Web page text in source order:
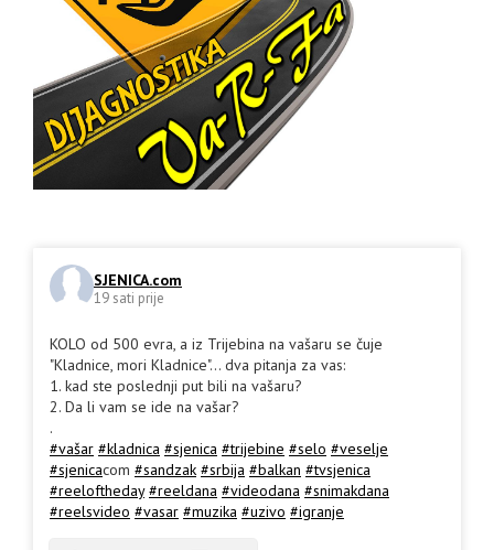
SJENICA.com
19 sati prije
KOLO od 500 evra, a iz Trijebina na vašaru se čuje
"Kladnice, mori Kladnice"... dva pitanja za vas:
1. kad ste poslednji put bili na vašaru?
2. Da li vam se ide na vašar?
.
#vašar #kladnica #sjenica #trijebine #selo #veselje
#sjenicacom #sandzak #srbija #balkan #tvsjenica
#reeloftheday #reeldana #videodana #snimakdana
#reelsvideo #vasar #muzika #uzivo #igranje